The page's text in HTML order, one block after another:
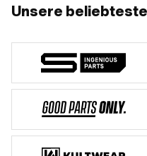
Unsere